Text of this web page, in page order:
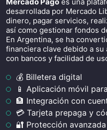
desarrollada por Mercado
dinero, pagar servicios,
así como gestionar fondos
En Argentina, se ha
financiera clave debido a
con bancos y facilidad de
💰 Billetera digital
📱 Aplicación móvil
🏦 Integración con
💳 Tarjeta prepaga y
🔐 Protección